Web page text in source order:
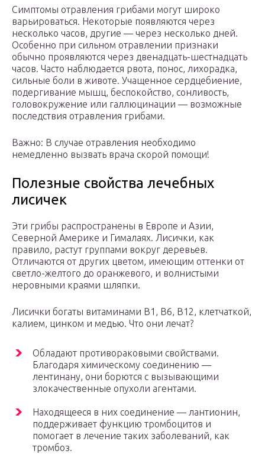
Симптомы отравления грибами могут широко
варьироваться. Некоторые появляются через
несколько часов, другие — через несколько дней.
Особенно при сильном отравлении признаки
обычно проявляются через двенадцать-шестнадцать
часов. Часто наблюдается рвота, понос, лихорадка,
сильные боли в животе. Учащенное сердцебиение,
подергивание мышц, беспокойство, сонливость,
головокружение или галлюцинации — возможные
последствия отравления грибами.
Важно: В случае отравления необходимо
немедленно вызвать врача скорой помощи!
Полезные свойства лечебных
лисичек
Эти грибы распространены в Европе и Азии,
Северной Америке и Гималаях. Лисички, как
правило, растут группами вокруг деревьев.
Отличаются от других цветом, имеющим оттенки от
светло-желтого до оранжевого, и волнистыми
неровными краями шляпки.
Лисички богаты витаминами В1, В6, В12, клетчаткой,
калием, цинком и медью. Что они лечат?
Обладают противораковыми свойствами.
Благодаря химическому соединению —
лентинану, они борются с вызывающими
злокачественные опухоли агентами.
Находящееся в них соединение — лантионин,
поддерживает функцию тромбоцитов и
помогает в лечение таких заболеваний, как
тромбоз.